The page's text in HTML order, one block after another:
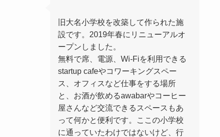
旧大名小学校を改築して作られた施
設です。2019年春にリニューアルオ
ープンしました。
無料で席、電源、Wi-Fiを利用できる
startup cafeやコワーキングスペー
ス、オフィスなど仕事をする場所
と、お酒が飲めるawabarやコーヒー
屋さんなど交流できるスペースもあ
って何かと便利です。ここの小学校
に通っていたわけではないけど、行